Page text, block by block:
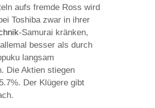
aufs fremde Ross wird
Toshiba zwar in ihrer
-Samurai kränken,
besser als durch
langsam
Die Aktien stiegen
Der Klügere gibt